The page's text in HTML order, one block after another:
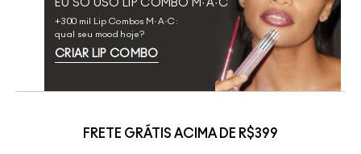
EU SÓ USO LIP COMBO M·A·C
+300 mil Lip Combos M·A·C:
qual seu mood hoje?
CRIAR LIP COMBO
FRETE GRÁTIS ACIMA DE R$399